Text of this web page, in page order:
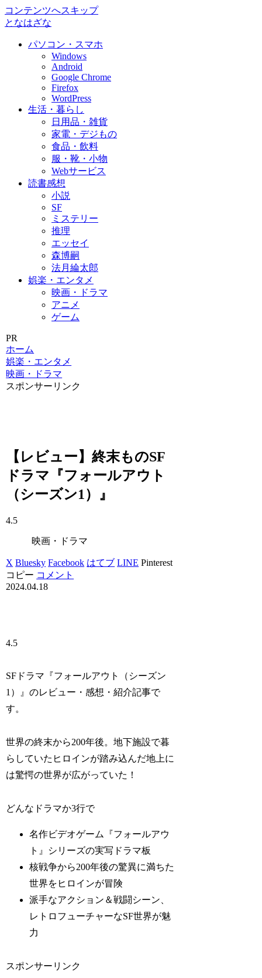
コンテンツへスキップ
となはざな
パソコン・スマホ
Windows
Android
Google Chrome
Firefox
WordPress
生活・暮らし
日用品・雑貨
家電・デジもの
食品・飲料
服・靴・小物
Webサービス
読書感想
小説
SF
ミステリー
推理
エッセイ
森博嗣
法月綸太郎
娯楽・エンタメ
映画・ドラマ
アニメ
ゲーム
PR
ホーム
娯楽・エンタメ
映画・ドラマ
スポンサーリンク
【レビュー】終末ものSF
ドラマ『フォールアウト
（シーズン1）』
4.5
映画・ドラマ
X Bluesky Facebook はてブ LINE Pinterest
コピー コメント
2024.04.18
4.5
SFドラマ『フォールアウト（シーズン
1）』のレビュー・感想・紹介記事で
す。
世界の終末から200年後。地下施設で暮
らしていたヒロインが踏み込んだ地上に
は驚愕の世界が広がっていた！
どんなドラマか3行で
名作ビデオゲーム『フォールアウ
ト』シリーズの実写ドラマ板
核戦争から200年後の驚異に満ちた
世界をヒロインが冒険
派手なアクション＆戦闘シーン、
レトロフューチャーなSF世界が魅
力
スポンサーリンク